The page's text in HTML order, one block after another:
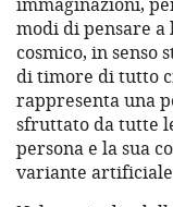
modi di pensare
cosmico, in
di timore di tutto
rappresenta una
sfruttato da tutte
persona e la sua
variante